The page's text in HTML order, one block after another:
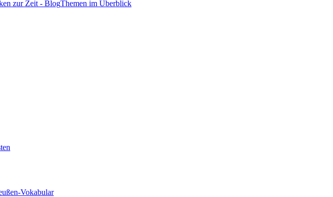
zur Zeit - BlogThemen im Überblick
Vokabular